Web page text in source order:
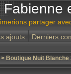
partager
ajouts Derniers
> Boutique Nuit Blanche